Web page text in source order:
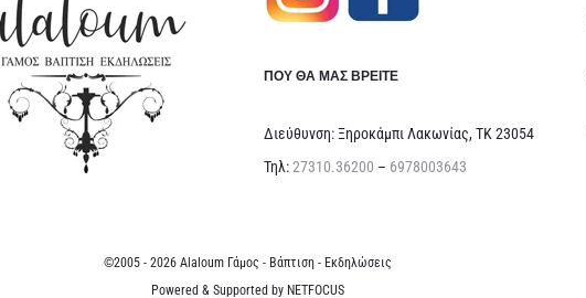
ΠΟΥ ΘΑ ΜΑΣ ΒΡΕΊΤΕ
Διεύθυνση: Ξηροκάμπι Λακωνίας, ΤΚ 23054
Τηλ:27310.36200 – 6978003643
©2005 - 2026 Alaloum Γάμος - Βάπτιση - Εκδηλώσεις
Powered & Supported by NETFOCUS